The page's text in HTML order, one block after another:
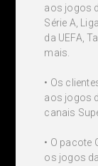
aos jogos
Série A,
da UEFA,
mais.
• Os
aos jogos
canais
• O pacote
os jogos